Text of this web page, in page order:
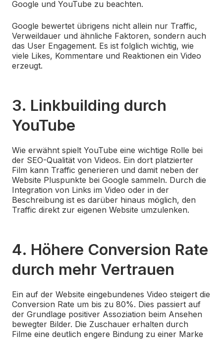
Google und YouTube zu beachten.
Google bewertet übrigens nicht allein nur Traffic,
Verweildauer und ähnliche Faktoren, sondern auch
das User Engagement. Es ist folglich wichtig, wie
viele Likes, Kommentare und Reaktionen ein Video
erzeugt.
3. Linkbuilding durch
YouTube
Wie erwähnt spielt YouTube eine wichtige Rolle bei
der SEO-Qualität von Videos. Ein dort platzierter
Film kann Traffic generieren und damit neben der
Website Pluspunkte bei Google sammeln. Durch die
Integration von Links im Video oder in der
Beschreibung ist es darüber hinaus möglich, den
Traffic direkt zur eigenen Website umzulenken.
4. Höhere Conversion Rate
durch mehr Vertrauen
Ein auf der Website eingebundenes Video steigert die
Conversion Rate um bis zu 80%. Dies passiert auf
der Grundlage positiver Assoziation beim Ansehen
bewegter Bilder. Die Zuschauer erhalten durch
Filme eine deutlich engere Bindung zu einer Marke